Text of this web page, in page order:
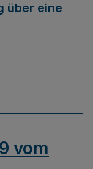
über eine
vom